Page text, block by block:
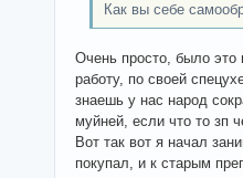
Как вы себе
Очень просто, было это
работу, по своей
знаешь у нас народ
муйней, если что то зп
Вот так вот я начал
покупал, и к старым